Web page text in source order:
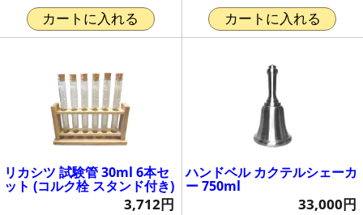
カートに入れる カートに入れる
リカシツ 試験管 30ml 6本セ
ット (コルク栓 スタンド付き)
3,712円
ハンドベル カクテルシェーカ
ー 750ml
33,000円